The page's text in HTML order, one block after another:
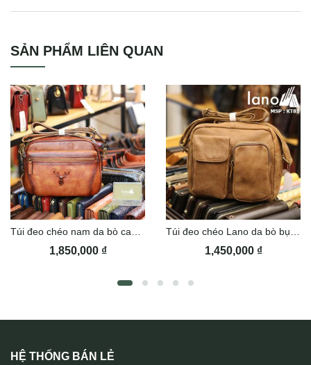
Túi da đeo chéo Lano nhỏ gọn tiện lợi KT153
SẢN PHẨM LIÊN QUAN
1,850,000 ₫ 1,450,000 ₫
HỆ THỐNG BÁN LẺ